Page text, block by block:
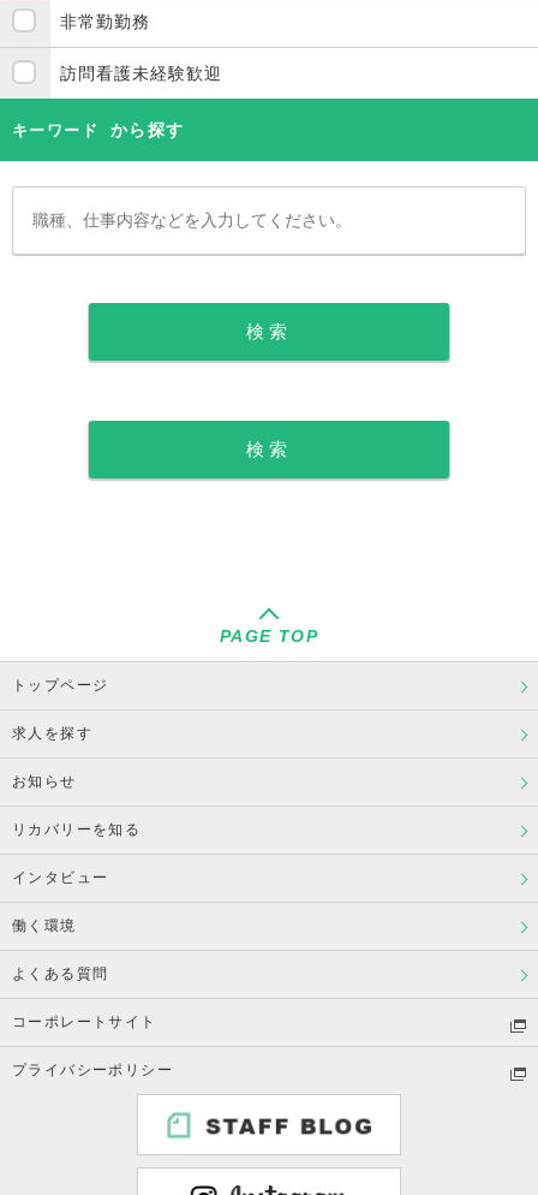
非常勤勤務
訪問看護未経験歓迎
キーワード から探す
PAGE TOP
トップページ
求人を探す
お知らせ
リカバリーを知る
インタビュー
働く環境
よくある質問
コーポレートサイト
プライバシーポリシー